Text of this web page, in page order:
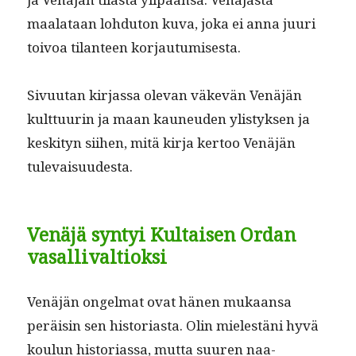
maalataan lohdu­ton kuva, joka ei anna juuri
toivoa tilanteen korjautumisesta.
Sivu­u­tan kir­jas­sa ole­van väkevän Venäjän
kult­tuurin ja maan kauneu­den ylistyk­sen ja
keski­tyn siihen, mitä kir­ja ker­too Venäjän
tulevaisuudesta.
Venäjä syntyi Kultaisen Ordan
vasallivaltioksi
Venäjän ongel­mat ovat hänen mukaansa
peräisin sen his­to­ri­as­ta. Olin mielestäni hyvä
koulun his­to­ri­as­sa, mut­ta suuren naa­